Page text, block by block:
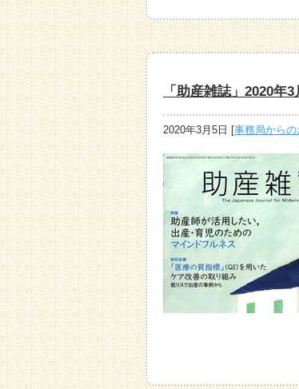
「助産雑誌」2020年
2020年3月5日 [事務局から